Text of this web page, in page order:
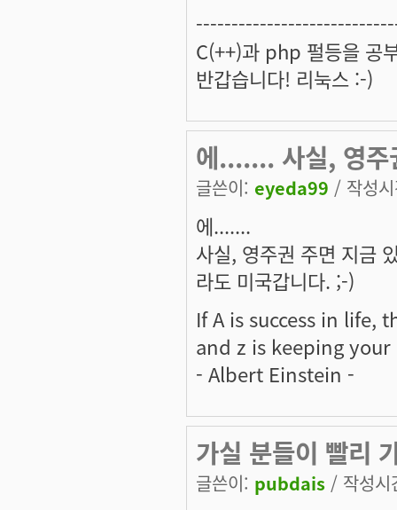
C(++)과 php 펄등을 공
반갑습니다! 리눅스 :-)
에....... 사실, 영주
글쓴이: eyeda99 / 작성
에.......
사실, 영주권 주면 지금
라도 미국갑니다. ;-)
If A is success in life,
and z is keeping
- Albert Einstein -
가실 분들이 빨리
글쓴이: pubdais / 작성